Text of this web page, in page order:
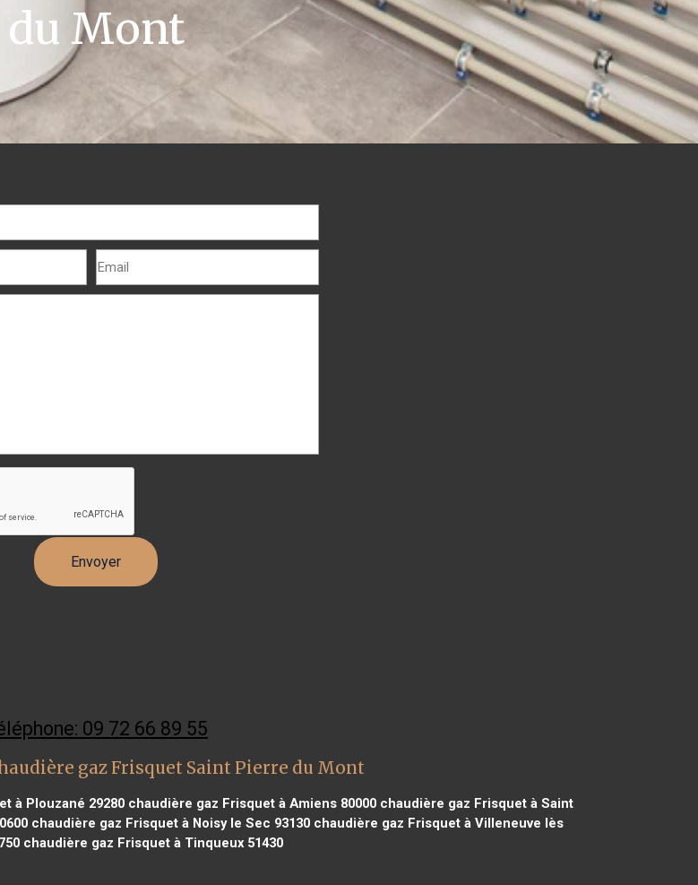
du Mont
09 72 66 89 55
gaz Frisquet Saint Pierre du Mont
à Plouzané 29280chaudière gaz Frisquet à Amiens 80000chaudière gaz Frisquet à Saint
chaudière gaz Frisquet à Noisy le Sec 93130chaudière gaz Frisquet à Villeneuve lès
chaudière gaz Frisquet à Tinqueux 51430